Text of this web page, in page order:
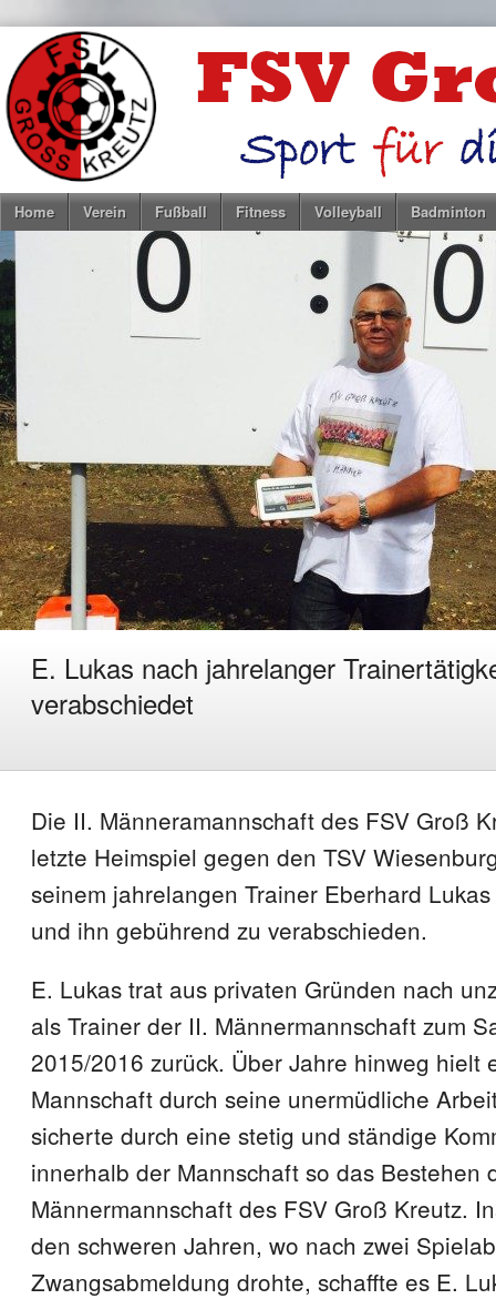
Home Verein Fußball Fitness Volleyball Badminton
E. Lukas nach jahrelanger
verabschiedet
Die II. Männeramannschaft des FSV Groß
letzte Heimspiel gegen den TSV
seinem jahrelangen Trainer Eberhard
und ihn gebührend zu verabschieden.
E. Lukas trat aus privaten Gründen nach
als Trainer der II. Männermannschaft zum
2015/2016 zurück. Über Jahre hinweg hielt
Mannschaft durch seine unermüdliche
sicherte durch eine stetig und ständige
innerhalb der Mannschaft so das Bestehen
Männermannschaft des FSV Groß Kreutz.
den schweren Jahren, wo nach zwei
Zwangsabmeldung drohte, schaffte es E.